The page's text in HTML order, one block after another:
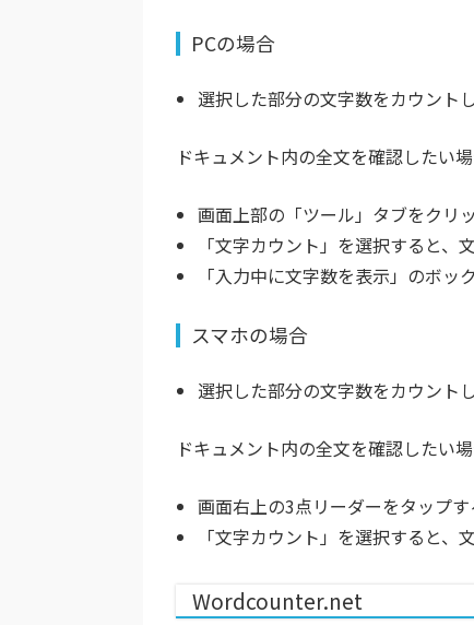
PCの場合
選択した部分の文字数をカウント
ドキュメント内の全文を確認したい
画面上部の「ツール」タブをクリ
「文字カウント」を選択すると、
「入力中に文字数を表示」のボ
スマホの場合
選択した部分の文字数をカウント
ドキュメント内の全文を確認したい
画面右上の3点リーダーをタップす
「文字カウント」を選択すると、
Wordcounter.net